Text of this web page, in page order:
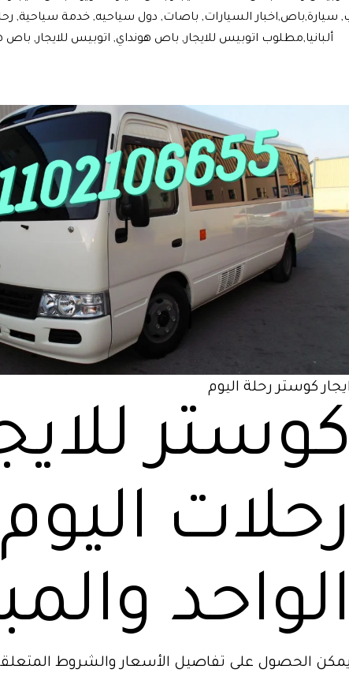
ألبانيا,مطلوب اتوبيس للايجار, باص هونداي, اتوبيس للايجار,
ايجار كوستر رحلة اليوم
كوستر
رحلات اليوم
الواحد
يمكن الحصول على تفاصيل الأسعار والشروط